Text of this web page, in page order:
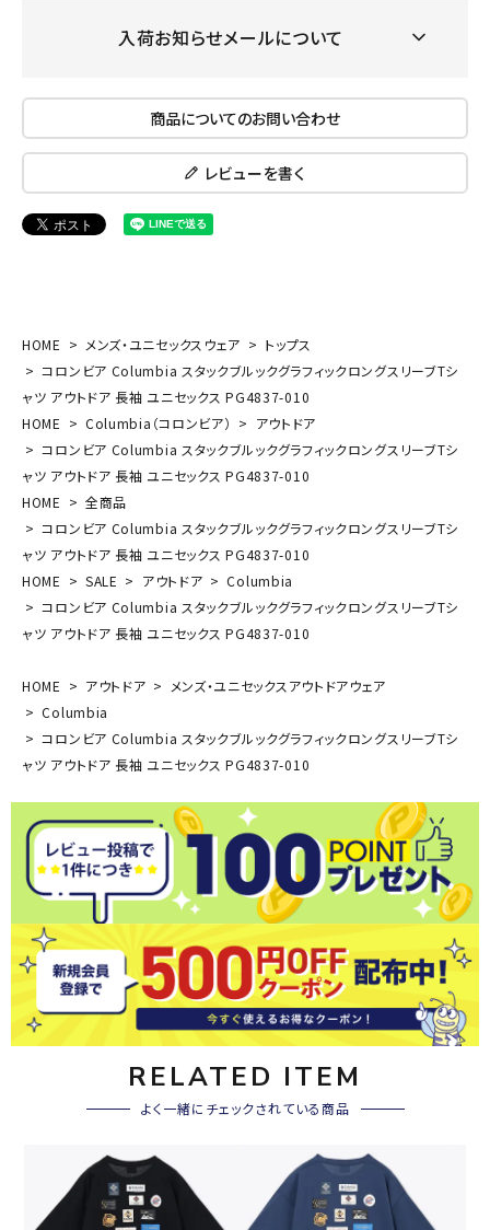
入荷お知らせメールについて
商品についてのお問い合わせ
レビューを書く
HOME メンズ・ユニセックスウェア
トップス
コロンビア Columbia スタックブルックグラフィックロングスリーブTシ
ャツ アウトドア 長袖 ユニセックス PG4837-010
HOME
Columbia（コロンビア）
アウトドア
コロンビア Columbia スタックブルックグラフィックロングスリーブTシ
ャツ アウトドア 長袖 ユニセックス PG4837-010
HOME
全商品
コロンビア Columbia スタックブルックグラフィックロングスリーブTシ
ャツ アウトドア 長袖 ユニセックス PG4837-010
HOME
SALE アウトドア
Columbia
コロンビア Columbia スタックブルックグラフィックロングスリーブTシ
ャツ アウトドア 長袖 ユニセックス PG4837-010
HOME アウトドア
メンズ・ユニセックスアウトドアウェア
Columbia
コロンビア Columbia スタックブルックグラフィックロングスリーブTシ
ャツ アウトドア 長袖 ユニセックス PG4837-010
RELATED ITEM
よく一緒にチェックされている商品